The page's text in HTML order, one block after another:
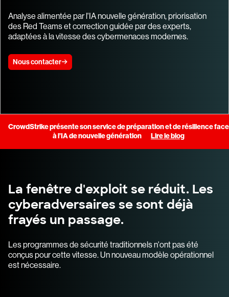
Analyse alimentée par l'IA nouvelle génération, priorisation
des Red Teams et correction guidée par des experts,
adaptées à la vitesse des cybermenaces modernes.
Nous contacter
CrowdStrike présente son service de préparation et de résilience face
à l’IA de nouvelle génération
Lire le blog
La fenêtre d'exploit se réduit. Les
cyberadversaires se sont déjà
frayés un passage.
Les programmes de sécurité traditionnels n'ont pas été
conçus pour cette vitesse. Un nouveau modèle opérationnel
est nécessaire.